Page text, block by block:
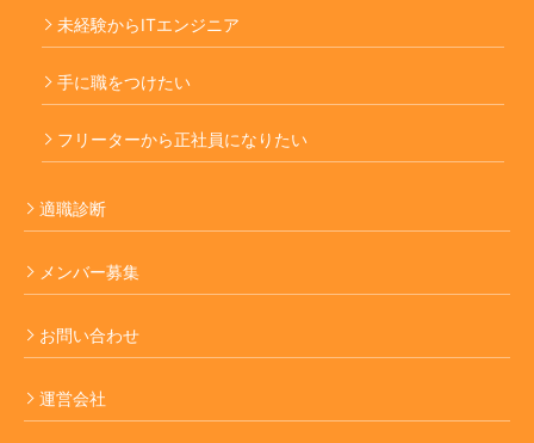
未経験からITエンジニア
手に職をつけたい
フリーターから正社員になりたい
適職診断
メンバー募集
お問い合わせ
運営会社